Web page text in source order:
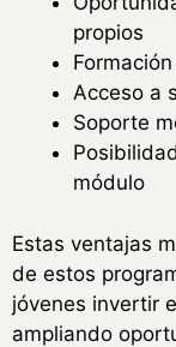
propios
Acceso a
Soporte
módulo
Estas ventajas
de estos
jóvenes invertir
ampliando